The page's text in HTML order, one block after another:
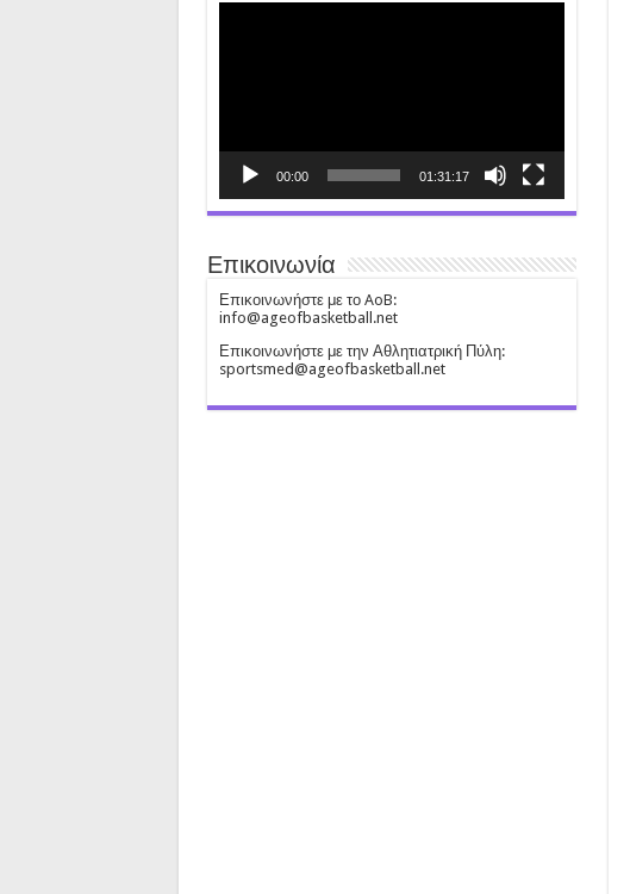
00:00 01:31:17
Επικοινωνία
Επικοινωνήστε με το AoB:
info@ageofbasketball.net
Επικοινωνήστε με την Αθλητιατρική Πύλη:
sportsmed@ageofbasketball.net